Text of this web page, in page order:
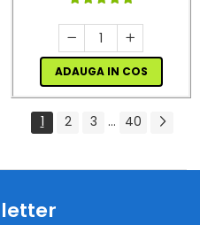
ADAUGA IN COS
1 2 3 ... 40